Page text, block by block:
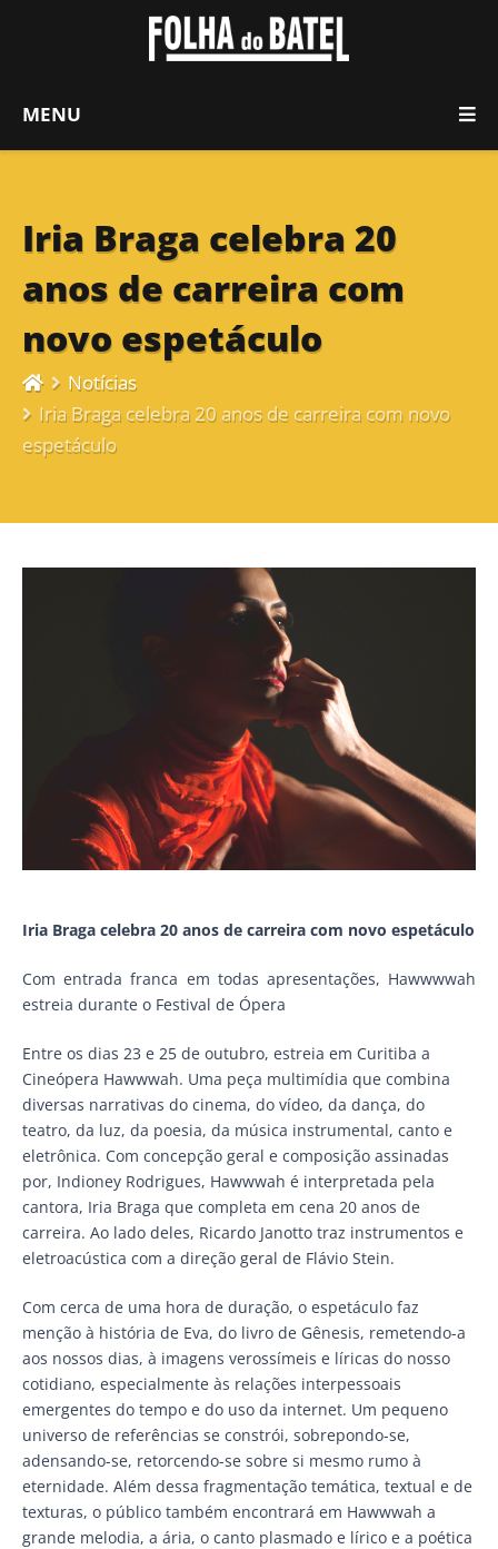
MENU
Iria Braga celebra 20
anos de carreira com
novo espetáculo
Notícias
Iria Braga celebra 20 anos de carreira com novo
espetáculo
Iria Braga celebra 20 anos de carreira com novo espetáculo
Com entrada franca em todas apresentações, Hawwwwah
estreia durante o Festival de Ópera
Entre os dias 23 e 25 de outubro, estreia em Curitiba a
Cineópera Hawwwah. Uma peça multimídia que combina
diversas narrativas do cinema, do vídeo, da dança, do
teatro, da luz, da poesia, da música instrumental, canto e
eletrônica. Com concepção geral e composição assinadas
por, Indioney Rodrigues, Hawwwah é interpretada pela
cantora, Iria Braga que completa em cena 20 anos de
carreira. Ao lado deles, Ricardo Janotto traz instrumentos e
eletroacústica com a direção geral de Flávio Stein.
Com cerca de uma hora de duração, o espetáculo faz
menção à história de Eva, do livro de Gênesis, remetendo-a
aos nossos dias, à imagens verossímeis e líricas do nosso
cotidiano, especialmente às relações interpessoais
emergentes do tempo e do uso da internet. Um pequeno
universo de referências se constrói, sobrepondo-se,
adensando-se, retorcendo-se sobre si mesmo rumo à
eternidade. Além dessa fragmentação temática, textual e de
texturas, o público também encontrará em Hawwwah a
grande melodia, a ária, o canto plasmado e lírico e a poética